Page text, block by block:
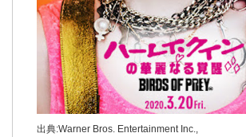
出典:Warner Bros. Entertainment Inc.,